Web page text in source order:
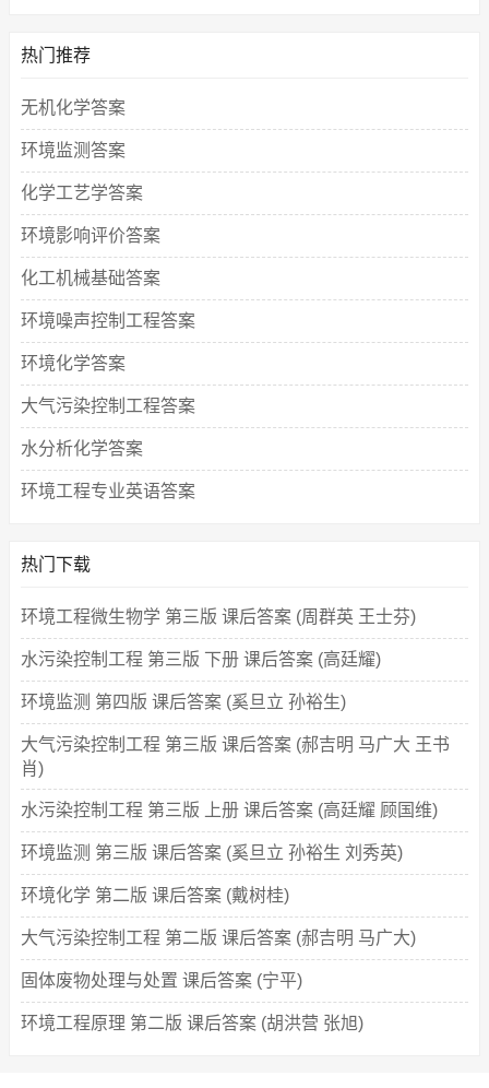
热门推荐
无机化学答案
环境监测答案
化学工艺学答案
环境影响评价答案
化工机械基础答案
环境噪声控制工程答案
环境化学答案
大气污染控制工程答案
水分析化学答案
环境工程专业英语答案
热门下载
环境工程微生物学 第三版 课后答案 (周群英 王士芬)
水污染控制工程 第三版 下册 课后答案 (高廷耀)
环境监测 第四版 课后答案 (奚旦立 孙裕生)
大气污染控制工程 第三版 课后答案 (郝吉明 马广大 王书
肖)
水污染控制工程 第三版 上册 课后答案 (高廷耀 顾国维)
环境监测 第三版 课后答案 (奚旦立 孙裕生 刘秀英)
环境化学 第二版 课后答案 (戴树桂)
大气污染控制工程 第二版 课后答案 (郝吉明 马广大)
固体废物处理与处置 课后答案 (宁平)
环境工程原理 第二版 课后答案 (胡洪营 张旭)